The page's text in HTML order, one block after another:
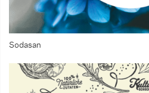
Sodasan